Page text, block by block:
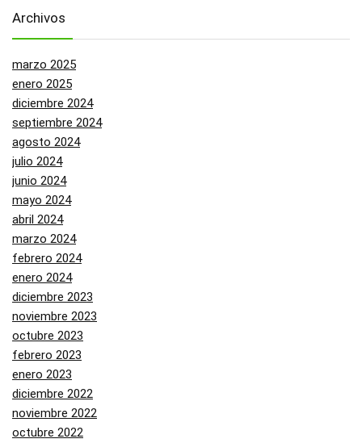
Archivos
marzo 2025
enero 2025
diciembre 2024
septiembre 2024
agosto 2024
julio 2024
junio 2024
mayo 2024
abril 2024
marzo 2024
febrero 2024
enero 2024
diciembre 2023
noviembre 2023
octubre 2023
febrero 2023
enero 2023
diciembre 2022
noviembre 2022
octubre 2022